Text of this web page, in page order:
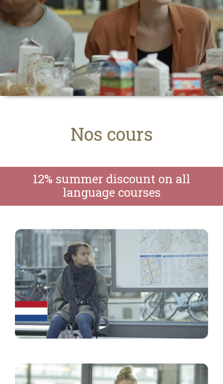
Nos cours
12% summer discount on all
language courses